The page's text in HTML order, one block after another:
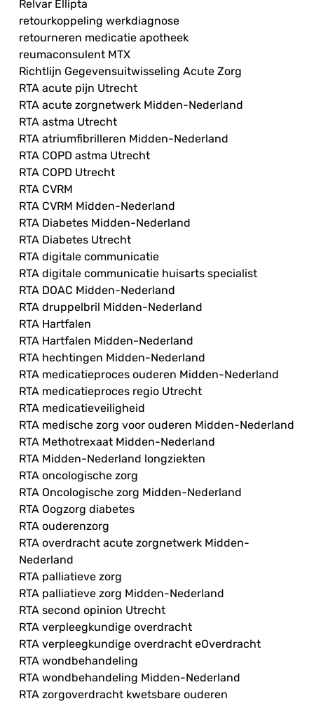
Relvar Ellipta
retourkoppeling werkdiagnose
retourneren medicatie apotheek
reumaconsulent MTX
Richtlijn Gegevensuitwisseling Acute Zorg
RTA acute pijn Utrecht
RTA acute zorgnetwerk Midden-Nederland
RTA astma Utrecht
RTA atriumfibrilleren Midden-Nederland
RTA COPD astma Utrecht
RTA COPD Utrecht
RTA CVRM
RTA CVRM Midden-Nederland
RTA Diabetes Midden-Nederland
RTA Diabetes Utrecht
RTA digitale communicatie
RTA digitale communicatie huisarts specialist
RTA DOAC Midden-Nederland
RTA druppelbril Midden-Nederland
RTA Hartfalen
RTA Hartfalen Midden-Nederland
RTA hechtingen Midden-Nederland
RTA medicatieproces ouderen Midden-Nederland
RTA medicatieproces regio Utrecht
RTA medicatieveiligheid
RTA medische zorg voor ouderen Midden-Nederland
RTA Methotrexaat Midden-Nederland
RTA Midden-Nederland longziekten
RTA oncologische zorg
RTA Oncologische zorg Midden-Nederland
RTA Oogzorg diabetes
RTA ouderenzorg
RTA overdracht acute zorgnetwerk Midden-
Nederland
RTA palliatieve zorg
RTA palliatieve zorg Midden-Nederland
RTA second opinion Utrecht
RTA verpleegkundige overdracht
RTA verpleegkundige overdracht eOverdracht
RTA wondbehandeling
RTA wondbehandeling Midden-Nederland
RTA zorgoverdracht kwetsbare ouderen